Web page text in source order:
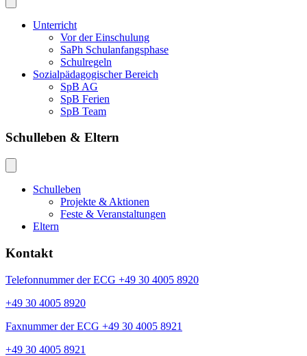
Unterricht
Vor der Einschulung
SaPh Schulanfangsphase
Schulregeln
Sozialpädagogischer Bereich
SpB AG
SpB Ferien
SpB Team
Schulleben & Eltern
Schulleben
Projekte & Aktionen
Feste & Veranstaltungen
Eltern
Kontakt
Telefonnummer der ECG +49 30 4005 8920
+49 30 4005 8920
Faxnummer der ECG +49 30 4005 8921
+49 30 4005 8921